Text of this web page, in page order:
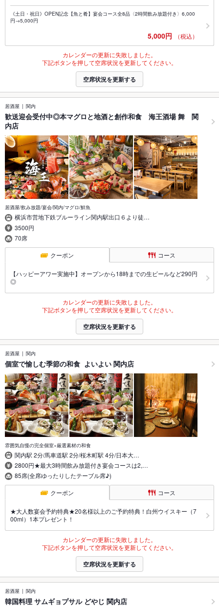
《土日・祝日》OPEN記念【魚と肴】宴会コース全8品〈2時間飲み放題付き〉6,000
円→5,000円
5,000円 （税込）
カレンダーの更新に失敗しました。
下記ボタンを押して空席状況を更新してください。
空席状況を更新する
居酒屋 関内
歓送迎会受付中◎本マグロと地酒と創作和食 海王酒場 舞 関
内店
居酒屋/飲み放題/宴会/関内/マグロ/鮮魚
横浜市営地下鉄ブルーライン関内駅出口６より徒…
3500円
70席
クーポン コース
【ハッピーアワー実施中】オープンから18時までの生ビールなど290円
◎
カレンダーの更新に失敗しました。
下記ボタンを押して空席状況を更新してください。
空席状況を更新する
居酒屋 関内
個室で愉しむ季節の和食 よいよい 関内店
雰囲気自慢の完全個室×厳選素材の和食
関内駅 2分/馬車道駅 2分/桜木町駅 4分/日本大…
2800円★最大3時間飲み放題付き宴会コースは2,…
85席(全席ゆったりしたテーブル席♪)
クーポン コース
★大人数宴会予約特典★20名様以上のご予約特典！白州ウイスキー（7
00ml）1本プレゼント！
カレンダーの更新に失敗しました。
下記ボタンを押して空席状況を更新してください。
空席状況を更新する
居酒屋 関内
韓国料理 サムギョプサル どやじ 関内店